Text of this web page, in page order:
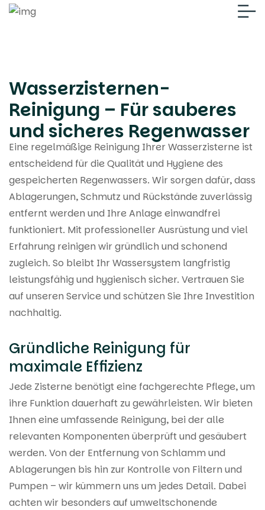
Wasserzisternen-
Reinigung – Für sauberes
und sicheres Regenwasser
Eine regelmäßige Reinigung Ihrer Wasserzisterne ist
entscheidend für die Qualität und Hygiene des
gespeicherten Regenwassers. Wir sorgen dafür, dass
Ablagerungen, Schmutz und Rückstände zuverlässig
entfernt werden und Ihre Anlage einwandfrei
funktioniert. Mit professioneller Ausrüstung und viel
Erfahrung reinigen wir gründlich und schonend
zugleich. So bleibt Ihr Wassersystem langfristig
leistungsfähig und hygienisch sicher. Vertrauen Sie
auf unseren Service und schützen Sie Ihre Investition
nachhaltig.
Gründliche Reinigung für
maximale Effizienz
Jede Zisterne benötigt eine fachgerechte Pflege, um
ihre Funktion dauerhaft zu gewährleisten. Wir bieten
Ihnen eine umfassende Reinigung, bei der alle
relevanten Komponenten überprüft und gesäubert
werden. Von der Entfernung von Schlamm und
Ablagerungen bis hin zur Kontrolle von Filtern und
Pumpen – wir kümmern uns um jedes Detail. Dabei
achten wir besonders auf umweltschonende